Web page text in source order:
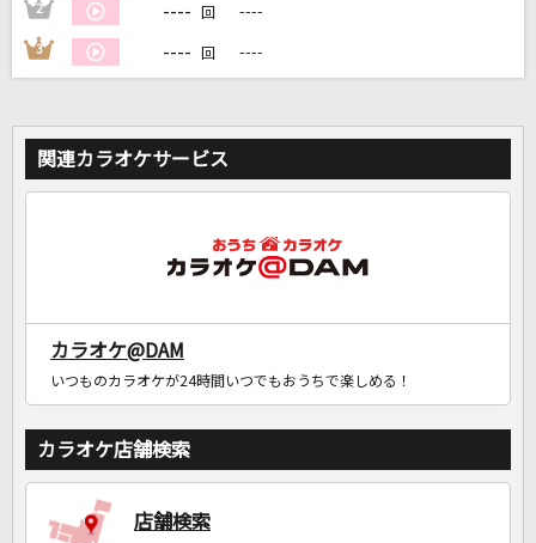
2 ---- 回 ----
3 ---- 回 ----
関連カラオケサービス
カラオケ@DAM
いつものカラオケが24時間いつでもおうちで楽しめる！
カラオケ店舗検索
店舗検索